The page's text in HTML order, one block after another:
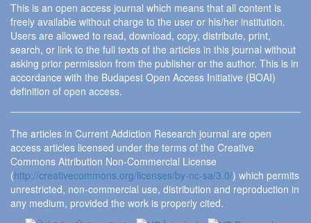
This is an open access journal which means that all content is
freely available without charge to the user or his/her institution.
Users are allowed to read, download, copy, distribute, print,
search, or link to the full texts of the articles in this journal without
asking prior permission from the publisher or the author. This is in
accordance with the Budapest Open Access Initiative (BOAI)
definition of open access.
The articles in Current Addiction Research journal are open
access articles licensed under the terms of the Creative
Commons Attribution Non-Commercial License
(http://creativecommons.org/licenses/by-nc-sa/3.0/) which permits
unrestricted, non-commercial use, distribution and reproduction in
any medium, provided the work is properly cited.